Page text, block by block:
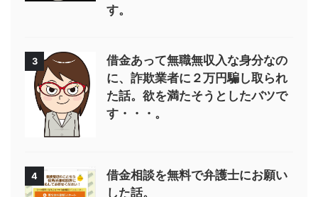
す。
3
借金あって無職無収入な身分なの
に、詐欺業者に２万円騙し取られ
た話。欲を満たそうとしたバツで
す・・・。
4
借金相談を無料で弁護士にお願い
した話。